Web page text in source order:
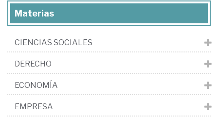
Materias
CIENCIAS SOCIALES
DERECHO
ECONOMÍA
EMPRESA